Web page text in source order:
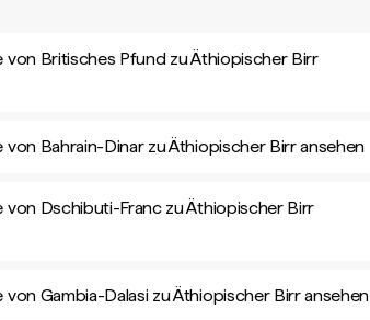
von Britisches Pfund zu Äthiopischer Birr
von Bahrain-Dinar zu Äthiopischer Birr ansehen
von Dschibuti-Franc zu Äthiopischer Birr
von Gambia-Dalasi zu Äthiopischer Birr ansehen